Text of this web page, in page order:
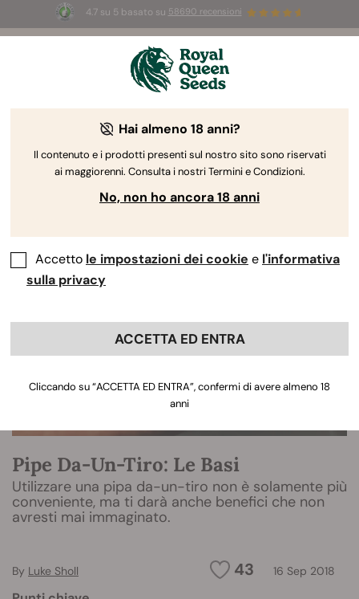
4.7 su 5 basato su 58690 recensioni
3 semi White Widow AutoGRATIS per i
The RQS Blog
Pipe Da-Un-Tiro: Le Basi
Utilizzare una pipa da-un-tiro non è solamente più
conveniente, ma ti darà anche benefici che non
avresti mai immaginato.
43 16 Sep 2018
By Luke Sholl
Hai almeno 18 anni?
Il contenuto e i prodotti presenti sul nostro sito sono riservati
ai maggiorenni. Consulta i nostri Termini e Condizioni.
No, non ho ancora 18 anni
Accetto le impostazioni dei cookie e l'informativa
sulla privacy
ACCETTA ED ENTRA
Cliccando su “ACCETTA ED ENTRA”, confermi di avere almeno 18
anni